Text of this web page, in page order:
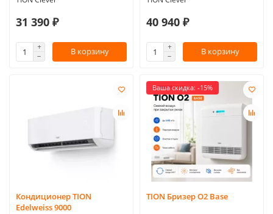
31 390 ₽
В корзину
40 940 ₽
В корзину
Кондиционер TION
Edelweiss 9000
Ваша скидка: -15%
TION Бризер O2 Base